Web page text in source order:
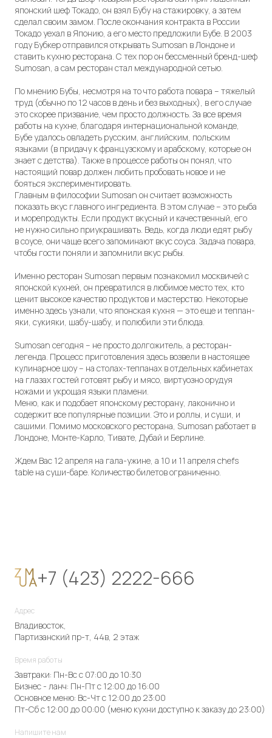
японский шеф Токадо, он взял Бубу на стажировку, а затем
сделал своим замом. После окончания контракта в России
Токадо уехал в Японию, а его место предложили Бубе. В 2003
году Бубкер отправился открывать Sumosan в Лондоне и
ставить кухню ресторана. С тех пор он бессменный бренд-шеф
Sumosan, а сам ресторан стал международной сетью.
По мнению Бубы, несмотря на то что работа повара – тяжелый
труд (обычно по 12 часов в день и без выходных), в его случае
это скорее призвание, чем просто должность. За все время
работы на кухне, благодаря интернациональной команде,
Бубе удалось овладеть русским, английским, польским
языками (в придачу к французскому и арабскому, которые он
знает с детства). Также в процессе работы он понял, что
настоящий повар должен любить пробовать новое и не
бояться экспериментировать.
Главным в философии Sumosan он считает возможность
показать вкус главного ингредиента. В этом случае – это рыба
и морепродукты. Если продукт вкусный и качественный, его
не нужно сильно приукрашивать. Ведь, когда люди едят рыбу
в соусе, они чаще всего запоминают вкус соуса. Задача повара,
чтобы гости поняли и запомнили вкус рыбы.
Именно ресторан Sumosan первым познакомил москвичей с
японской кухней, он превратился в любимое место тех, кто
ценит высокое качество продуктов и мастерство. Некоторые
именно здесь узнали, что японская кухня — это еще и теппан-
яки, сукияки, шабу-шабу, и полюбили эти блюда.
Sumosan сегодня – не просто долгожитель, а ресторан-
легенда. Процесс приготовления здесь возвели в настоящее
кулинарное шоу – на столах-теппанах в отдельных кабинетах
на глазах гостей готовят рыбу и мясо, виртуозно орудуя
ножами и укрощая языки пламени.
Меню, как и подобает японскому ресторану, лаконично и
содержит все популярные позиции. Это и роллы, и суши, и
сашими. Помимо московского ресторана, Sumosan работает в
Лондоне, Монте-Карло, Тивате, Дубай и Берлине.
Ждем Вас 12 апреля на гала-ужине, а 10 и 11 апреля chefs
table на суши-баре. Количество билетов ограниченно.
+7 (423) 2222-666
Адрес
Владивосток,
Партизанский пр-т, 44в, 2 этаж
Время работы
Завтраки: Пн-Вс с 07:00 до 10:30
Бизнес - ланч: Пн-Пт с 12:00 до 16:00
Основное меню: Вс-Чт с 12:00 до 23:00
Пт-Сб с 12:00 до 00:00 (меню кухни доступно к заказу до 23:00)
Напишите нам